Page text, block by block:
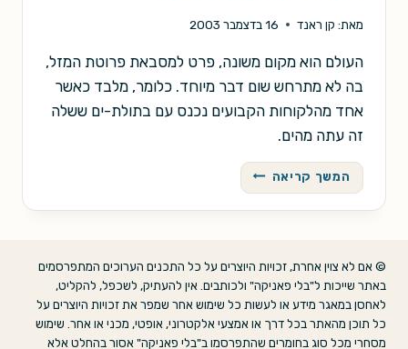
מאת: קן ראנד 16 בדצמבר 2003
העולם הוא מקום משונה, פרט למסבאת פרוטת המזל,
בה לא מתרחש שום דבר מיוחד. כלומר, מלבד כאשר
אחד מהלקוחות הקבועים נכנס עם בתולת-ים ששלה
זה עתה מהים.
המשך קריאה הצרה
עם
בתולות
© אם לא צוין אחרת, זכויות היוצרים על כל התכנים הערוכים המתפרסמים
באתר שייכות ל"בלי פאניקה" ולכותבים. אין להעתיק, לשכפל, להקליט,
לאחסן במאגר מידע או לעשות כל שימוש אחר שמפר את זכויות היוצרים על
כל תוכן מהאתר בכל דרך או אמצעי אלקטרוני, אופטי, מכני או אחר. שימוש
מסחרי מכל סוג בחומרים שהתפרסמו ב"בלי פאניקה" אסור בהחלט אלא